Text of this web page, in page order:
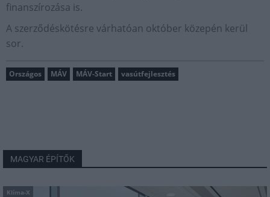
finanszírozása is.
A szerződéskötésre várhatóan október közepén kerül
sor.
Országos MÁV MÁV-Start vasútfejlesztés
MAGYAR ÉPÍTŐK
Klíma-X